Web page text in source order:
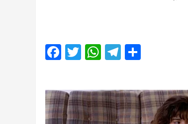
Facebook
Twitter
WhatsApp
Telegram